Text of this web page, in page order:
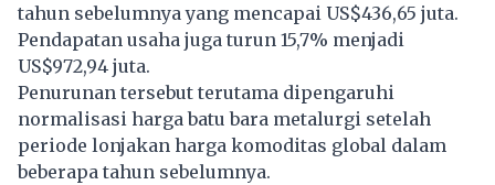
tahun sebelumnya yang mencapai US$436,65 juta.
Pendapatan usaha juga turun 15,7% menjadi
US$972,94 juta.
Penurunan tersebut terutama dipengaruhi
normalisasi harga batu bara metalurgi setelah
periode lonjakan harga komoditas global dalam
beberapa tahun sebelumnya.